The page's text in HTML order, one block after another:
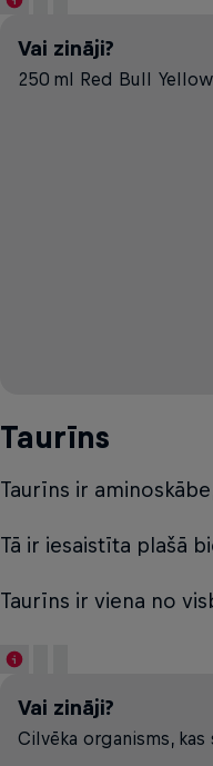
Vai zināji?
250 ml Red Bull
Taurīns
Taurīns ir
Tā ir iesaistīta plašā
Taurīns ir viena no
Vai zināji?
Cilvēka organisms,